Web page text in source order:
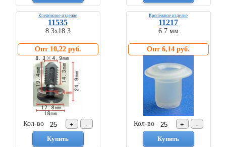
Крепёжное изделие
11535
8.3х18.3
Опт 10,22 руб.
Кол-во
Крепёжное изделие
11217
6.7 мм
Опт 6,14 руб.
Кол-во